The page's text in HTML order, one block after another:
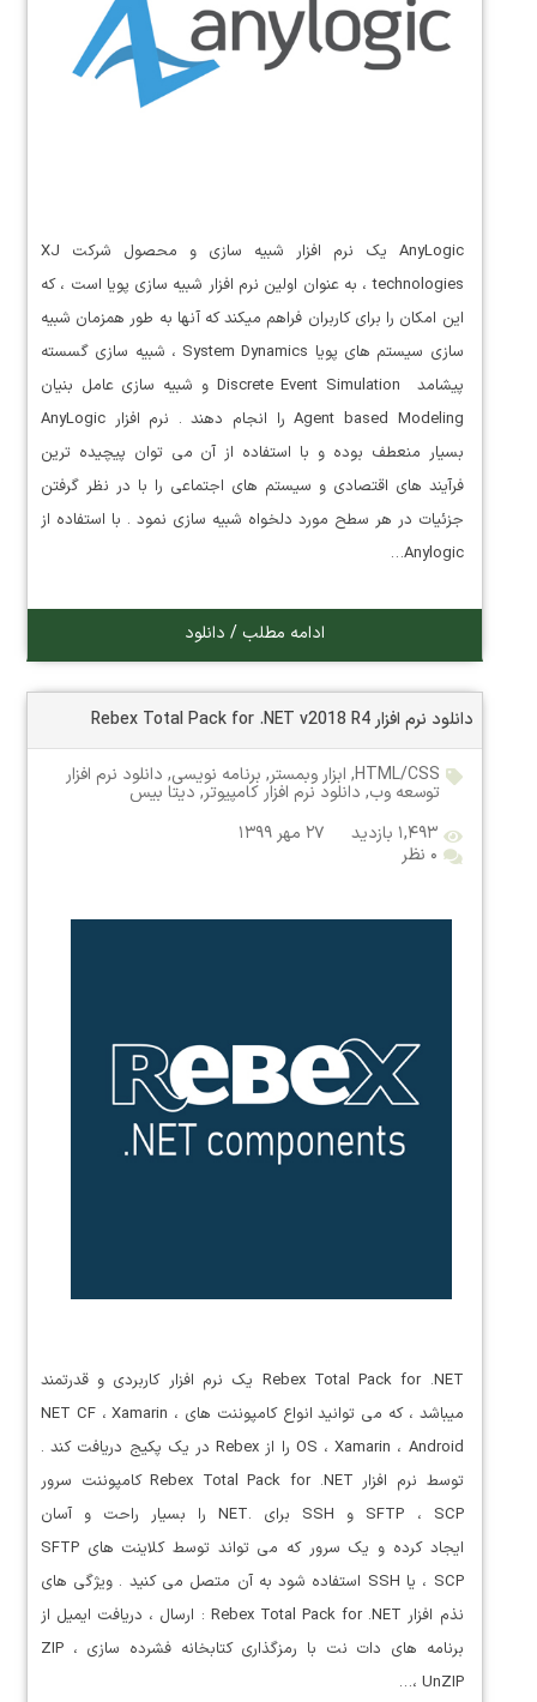
AnyLogic یک نرم افزار شبیه سازی و محصول شرکت XJ
technologies ، به عنوان اولین نرم افزار شبیه سازی پویا است ، که
این امکان را برای کاربران فراهم میکند که آنها به طور همزمان شبیه
سازی سیستم های پویا System Dynamics ، شبیه سازی گسسته
پیشامد Discrete Event Simulation و شبیه سازی عامل بنیان
Agent based Modeling را انجام دهند . نرم افزار AnyLogic
بسیار منعطف بوده و با استفاده از آن می توان پیچیده ترین
فرآیند های اقتصادی و سیستم های اجتماعی را با در نظر گرفتن
جزئیات در هر سطح مورد دلخواه شبیه سازی نمود . با استفاده از
Anylogic…
ادامه مطلب / دانلود
دانلود نرم افزار Rebex Total Pack for .NET v2018 R4
HTML/CSS
, ابزار وبمستر, برنامه نویسی, دانلود نرم افزار
توسعه وب, دانلود نرم افزار کامپیوتر, دیتا بیس
۱,۴۹۳ بازدید
۲۷ مهر ۱۳۹۹
۰ نظر
Rebex Total Pack for .NET یک نرم افزار کاربردی و قدرتمند
میباشد ، که می توانید انواع کامپوننت های NET CF ، Xamarin ،
OS ، Xamarin ، Android را از Rebex در یک پکیج دریافت کند .
توسط نرم افزار Rebex Total Pack for .NET کامپوننت سرور
SFTP ، SCP و SSH برای .NET را بسیار راحت و آسان
ایجاد کرده و یک سرور که می تواند توسط کلاینت های SFTP
، SCP یا SSH استفاده شود به آن متصل می کنید . ویژگی های
نذم افزار Rebex Total Pack for .NET : ارسال ، دریافت ایمیل از
برنامه های دات نت با رمزگذاری کتابخانه فشرده سازی ZIP ،
UnZIP ،…